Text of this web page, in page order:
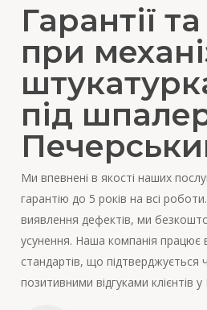
Гарантії
при
під
Ми впевнені в якості наших
гарантію до 5 років на всі
виявлення дефектів, ми
усунення. Наша компанія працює
стандартів, що підтверджується
позитивними відгуками клієнтів